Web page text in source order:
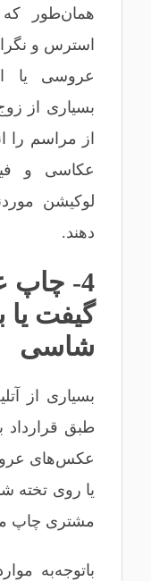
همان‌طور که
استرس و
عروسی یا
بسیاری از
از مراسم را
عکاسی و
لوکیشن
دهند.
4-
گیفت یا
شاسی
بسیاری از
طبق قرارداد
عکس‌های
یا روی تخته
مشتری چاپ
باتوجه‌به